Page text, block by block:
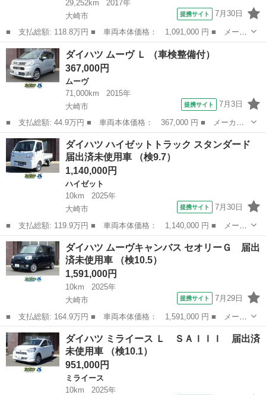
29,252km
2017年
大崎市
提携サイト 7月30日
■ 支払総額: 118.8万円 ■ 車両本体価格： 1,091,000 円 ■ メーカ
ー名： ダイハツ ■ 車種名： ムーヴ ■ グレード名： カスタ
ム ＲＳ ハイパーＳＡＩＩＩ 純正８型ナビ Ｂｌｕｅｔｏｏｔ
ｈ フルセグ...
宮城 大崎市 ムーヴ
ダイハツ ムーヴ Ｌ （車検整備付）
367,000円
ムーヴ
71,000km
2015年
大崎市
提携サイト 7月3日
■ 支払総額: 44.9万円 ■ 車両本体価格： 367,000 円 ■ メーカー
名： ダイハツ ■ 車種名： ムーヴ ■ グレード名： Ｌ ■ 排気
量： 660cc ■ ドア枚数： 5D ■ ミッション： CVT ■ 店...
宮城 大崎市 ムーヴ
ダイハツ ハイゼットトラック スタンダード
届出済未使用車 （検9.7）
1,140,000円
ハイゼット
10km
2025年
大崎市
提携サイト 7月30日
■ 支払総額: 119.9万円 ■ 車両本体価格： 1,140,000 円 ■ メーカ
ー名： ダイハツ ■ 車種名： ハイゼットトラック ■ グレード
名： スタンダード 届出済未使用車 ■ 排気量： 660cc ■ ドア
枚...
宮城 大崎市 ハイゼット
ダイハツ ムーヴキャンバス セオリーＧ 届出
済未使用車 （検10.5）
1,591,000円
10km
2025年
大崎市
提携サイト 7月29日
■ 支払総額: 164.9万円 ■ 車両本体価格： 1,591,000 円 ■ メーカ
ー名： ダイハツ ■ 車種名： ムーヴキャンバス ■ グレード
名： セオリーＧ 届出済未使用車 ■ 排気量： 660cc ■ ドア枚
数：...
宮城 大崎市 ダイハツ
ダイハツ ミライース Ｌ ＳＡＩＩＩ 届出済
未使用車 （検10.1）
951,000円
ミライース
10km
2025年